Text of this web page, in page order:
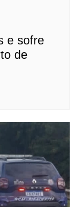
e sofre
de